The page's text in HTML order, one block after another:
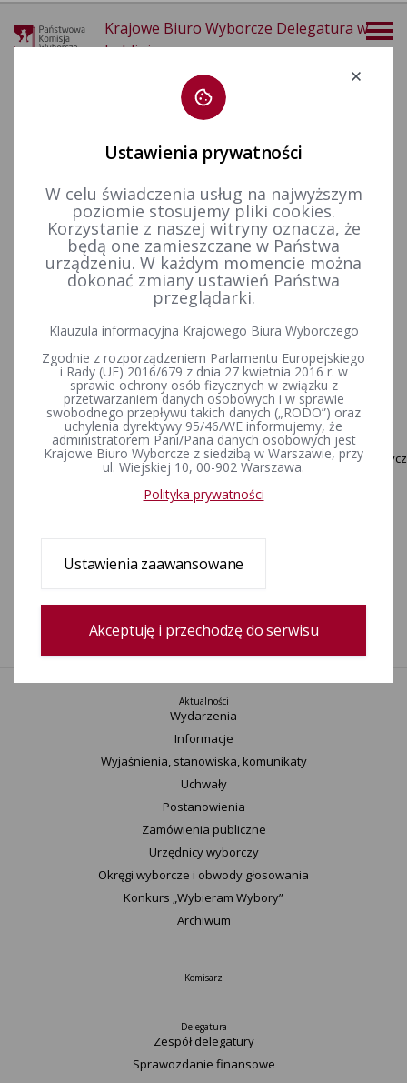
Krajowe Biuro Wyborcze Delegatura w
Lublinie
Wybory samorządowe i referenda lokalne Wybory i referenda w toku kadencji
Kadencja 2006-2010
Zmiany w składach
Zmiany w składzie Rady Powiatu w Kraśniku w toku kadencji w latach 2006-2010
Zmiany w składzie Rady
Powiatu w Kraśniku w toku
kadencji w latach 2006-2010
ZAŁĄCZNIKI
Zmiany_w_skladzie_Rady_Powiatu_w_Krasniku_.xls [brak opisu]
Bartosz Goździk
Aktualności
Wydarzenia
Informacje
Wyjaśnienia, stanowiska, komunikaty
Uchwały
Postanowienia
Zamówienia publiczne
Urzędnicy wyborczy
Okręgi wyborcze i obwody głosowania
Konkurs „Wybieram Wybory”
Archiwum
Komisarz
Delegatura
Zespół delegatury
Sprawozdanie finansowe
Ustawienia prywatności
W celu świadczenia usług na najwyższym
poziomie stosujemy pliki cookies.
Korzystanie z naszej witryny oznacza, że
będą one zamieszczane w Państwa
urządzeniu. W każdym momencie można
dokonać zmiany ustawień Państwa
przeglądarki.
Klauzula informacyjna Krajowego Biura Wyborczego
Zgodnie z rozporządzeniem Parlamentu Europejskiego
i Rady (UE) 2016/679 z dnia 27 kwietnia 2016 r. w
sprawie ochrony osób fizycznych w związku z
przetwarzaniem danych osobowych i w sprawie
swobodnego przepływu takich danych („RODO”) oraz
uchylenia dyrektywy 95/46/WE informujemy, że
administratorem Pani/Pana danych osobowych jest
Krajowe Biuro Wyborcze z siedzibą w Warszawie, przy
ul. Wiejskiej 10, 00-902 Warszawa.
Polityka prywatności
Ustawienia zaawansowane
Akceptuję i przechodzę do serwisu